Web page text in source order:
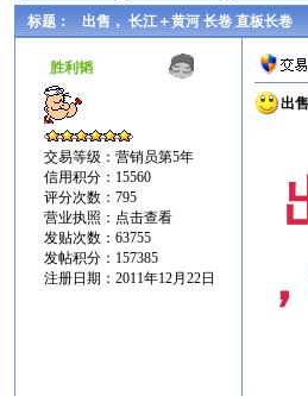
标题： 出售， 长江＋黄河 长卷 直板长卷
胜利韬
交易等级：营销员第5年
信用积分：15560
评分次数：795
营业执照： 点击查看
发贴次数：63755
发帖积分：157385
注册日期：2011年12月22日
出